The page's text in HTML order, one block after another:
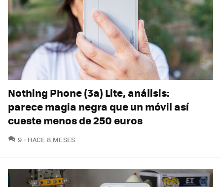
Nothing Phone (3a) Lite, análisis:
parece magia negra que un móvil así
cueste menos de 250 euros
9 COMENTARIOS
HACE 8 MESES